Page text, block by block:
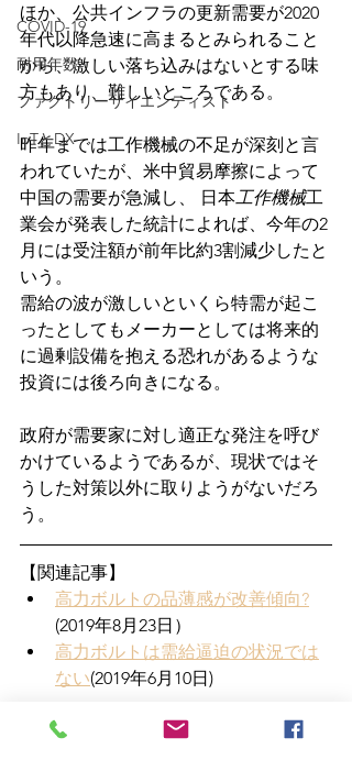
COVID-19
耐用年数
ファクトリーサイエンティスト
IoTとDX
ほか、公共インフラの更新需要が2020
年代以降急速に高まるとみられること
から、激しい落ち込みはないとする味
方もあり、難しいところである。
昨年までは工作機械の不足が深刻と言
われていたが、米中貿易摩擦によって
中国の需要が急減し、 日本工作機械工
業会が発表した統計によれば、今年の2
月には受注額が前年比約3割減少したと
いう。
需給の波が激しいといくら特需が起こ
ったとしてもメーカーとしては将来的
に過剰設備を抱える恐れがあるような
投資には後ろ向きになる。
政府が需要家に対し適正な発注を呼び
かけているようであるが、現状ではそ
うした対策以外に取りようがないだろ
う。
【関連記事】
高力ボルトの品薄感が改善傾向?
(2019年8月23日）
高力ボルトは需給逼迫の状況では
ない(2019年6月10日)
機械設備評価